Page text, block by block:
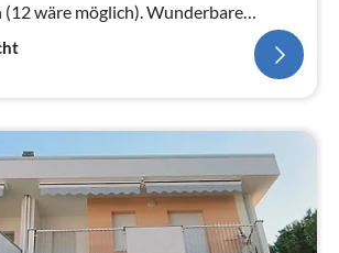
(12 wäre möglich). Wunderbare